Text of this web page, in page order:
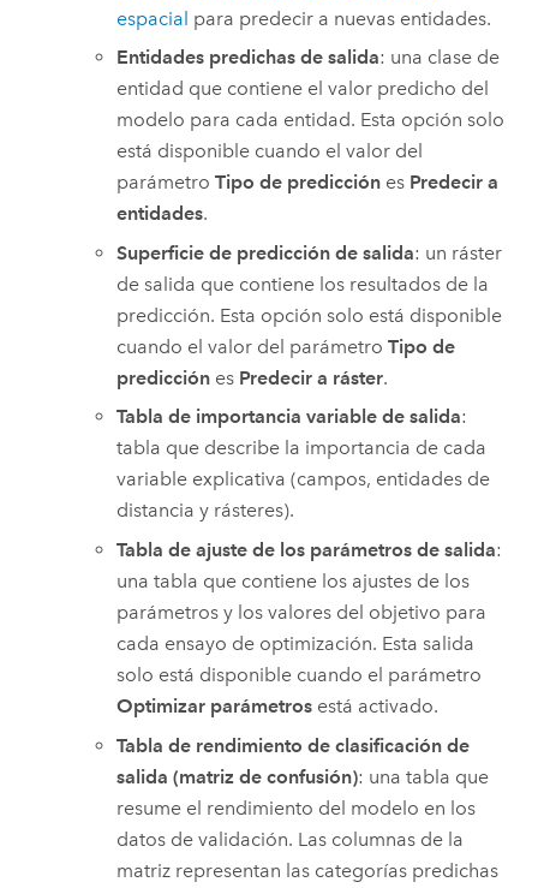
espacial para predecir a nuevas entidades.
Entidades predichas de salida: una clase de
entidad que contiene el valor predicho del
modelo para cada entidad. Esta opción solo
está disponible cuando el valor del
parámetroTipo de predicción es Predecir a
entidades.
Superficie de predicción de salida: un ráster
de salida que contiene los resultados de la
predicción. Esta opción solo está disponible
cuando el valor del parámetroTipo de
predicción es Predecir a ráster.
Tabla de importancia variable de salida:
tabla que describe la importancia de cada
variable explicativa (campos, entidades de
distancia y rásteres).
Tabla de ajuste de los parámetros de salida:
una tabla que contiene los ajustes de los
parámetros y los valores del objetivo para
cada ensayo de optimización. Esta salida
solo está disponible cuando el parámetro
Optimizar parámetros está activado.
Tabla de rendimiento de clasificación de
salida (matriz de confusión): una tabla que
resume el rendimiento del modelo en los
datos de validación. Las columnas de la
matriz representan las categorías predichas